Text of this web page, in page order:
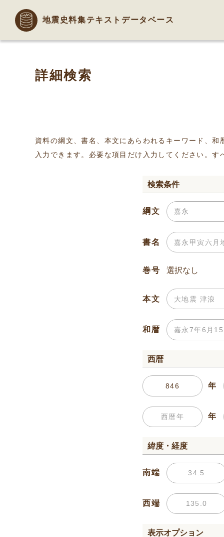
地震史料集テキストデータベース
詳細検索
資料の綱文、書名、本文にあらわれるキーワード、
入力できます。必要な項目だけ入力してください。
検索条件
綱文
書名
巻号
本文
和暦
西暦
年
年
緯度・経度
南端
西端
表示オプション